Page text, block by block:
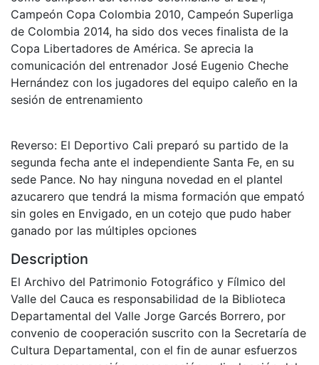
Campeón Copa Colombia 2010, Campeón Superliga
de Colombia 2014, ha sido dos veces finalista de la
Copa Libertadores de América. Se aprecia la
comunicación del entrenador José Eugenio Cheche
Hernández con los jugadores del equipo caleño en la
sesión de entrenamiento
Reverso: El Deportivo Cali preparó su partido de la
segunda fecha ante el independiente Santa Fe, en su
sede Pance. No hay ninguna novedad en el plantel
azucarero que tendrá la misma formación que empató
sin goles en Envigado, en un cotejo que pudo haber
ganado por las múltiples opciones
Description
El Archivo del Patrimonio Fotográfico y Fílmico del
Valle del Cauca es responsabilidad de la Biblioteca
Departamental del Valle Jorge Garcés Borrero, por
convenio de cooperación suscrito con la Secretaría de
Cultura Departamental, con el fin de aunar esfuerzos